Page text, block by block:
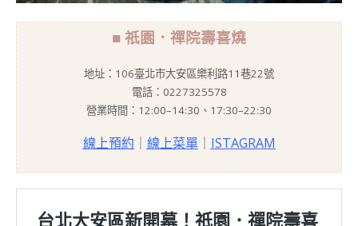
■ 祇園．禪院壽喜燒
地址：106臺北市大安區樂利路11巷22號
電話：0227325578
營業時間：12:00–14:30、17:30–22:30
線上預約 線上菜單｜ ISTAGRAM